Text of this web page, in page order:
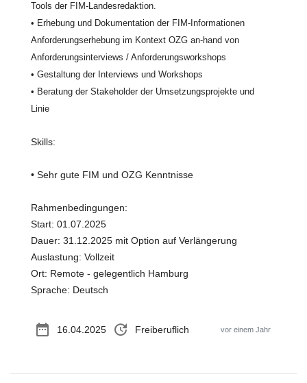
Tools der FIM-Landesredaktion.
• Erhebung und Dokumentation der FIM-Informationen
Anforderungserhebung im Kontext OZG an-hand von
Anforderungsinterviews / Anforderungsworkshops
• Gestaltung der Interviews und Workshops
• Beratung der Stakeholder der Umsetzungsprojekte und
Linie
Skills:
• Sehr gute FIM und OZG Kenntnisse
Rahmenbedingungen:
Start: 01.07.2025
Dauer: 31.12.2025 mit Option auf Verlängerung
Auslastung: Vollzeit
Ort: Remote - gelegentlich Hamburg
Sprache: Deutsch
date_range 16.04.2025 update Freiberuflich vor einem Jahr